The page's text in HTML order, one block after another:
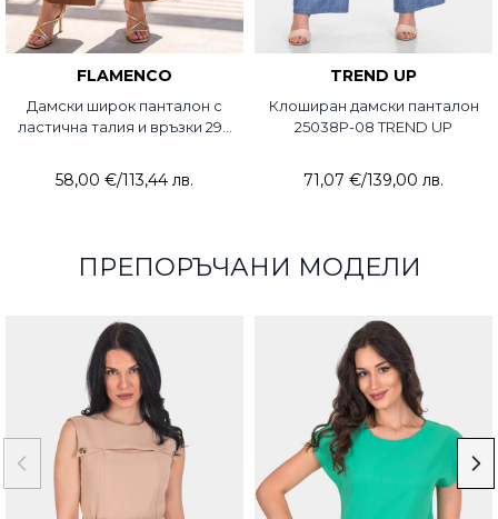
FLAMENCO
Дамски широк панталон с
ластична талия и връзки 291-
58,00 €/113,44 лв.
TREND UP
Клоширан дамски панталон
25038P-08 TREND UP
71,07 €/139,00 лв.
ПРЕПОРЪЧАНИ МОДЕЛИ